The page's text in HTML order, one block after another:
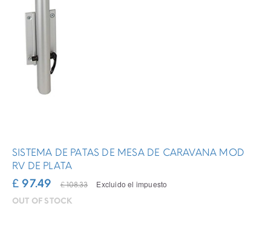
SISTEMA DE PATAS DE MESA DE CARAVANA MOD
RV DE PLATA
£ 97.49 £ 108.33 Excluido el impuesto
OUT OF STOCK